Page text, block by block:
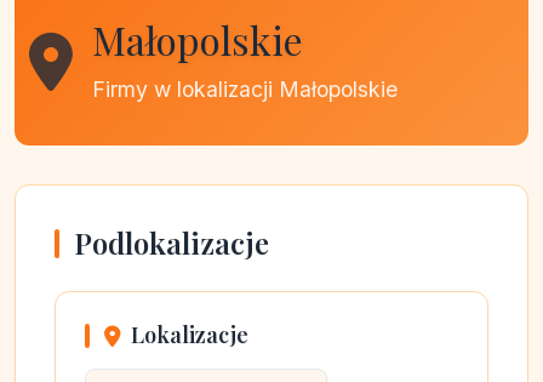
Małopolskie
Firmy w lokalizacji Małopolskie
Podlokalizacje
Lokalizacje